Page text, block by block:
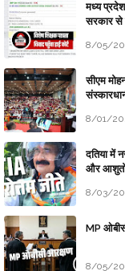
मध्य प्रदेश
सरकार से
8/05/
सीएम
8/01/
दतिया में
और
8/03/
MP
8/05/